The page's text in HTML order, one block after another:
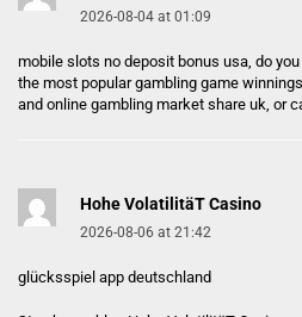
2026-08-04 at 01:09
mobile slots no deposit bonus usa, do
the most popular gambling game
and online gambling market share uk, or
Hohe VolatilitäT Casino
2026-08-06 at 21:42
glücksspiel app deutschland